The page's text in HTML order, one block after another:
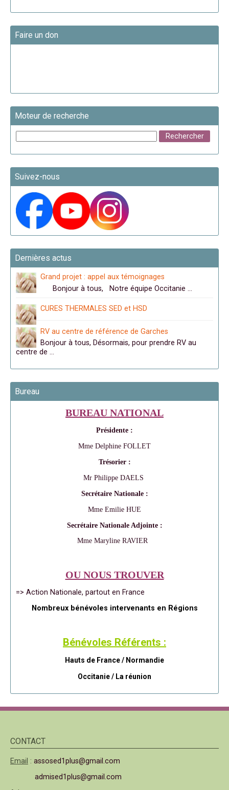
Faire un don
Moteur de recherche
Suivez-nous
Dernières actus
Grand projet : appel aux témoignages
Bonjour à tous, Notre équipe Occitanie …
CURES THERMALES SED et HSD
RV au centre de référence de Garches
Bonjour à tous, Désormais, pour prendre RV au
centre de …
Bureau
BUREAU NATIONAL
Présidente :
Mme Delphine FOLLET
Trésorier :
Mr Philippe DAELS
Secrétaire Nationale :
Mme Emilie HUE
Secrétaire Nationale Adjointe :
Mme Maryline RAVIER
OU NOUS TROUVER
=> Action Nationale, partout en France
Nombreux bénévoles intervenants en Régions
Bénévoles Référents :
Hauts de France / Normandie
Occitanie / La réunion
CONTACT
Email : assosed1plus@gmail.com
admised1plus@gmail.com